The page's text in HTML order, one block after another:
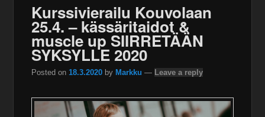
Kurssivierailu Kouvolaan
25.4. – kässäritaidot &
muscle up SIIRRETÄÄN
SYKSYLLE 2020
Posted on18.3.2020 by Markku — Leave a reply